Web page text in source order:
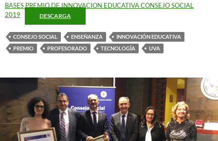
BASES PREMIO DE INNOVACION EDUCATIVA CONSEJO SOCIAL
2019
DESCARGA
CONSEJO SOCIAL ENSEÑANZA
INNOVACIÓN EDUCATIVA
PREMIO
PROFESORADO TECNOLOGÍA UVA